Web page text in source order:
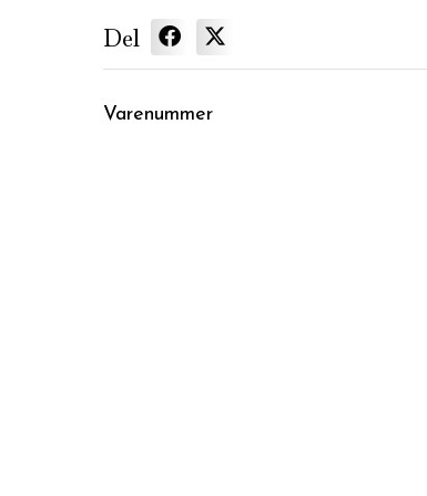
Del
Varenummer